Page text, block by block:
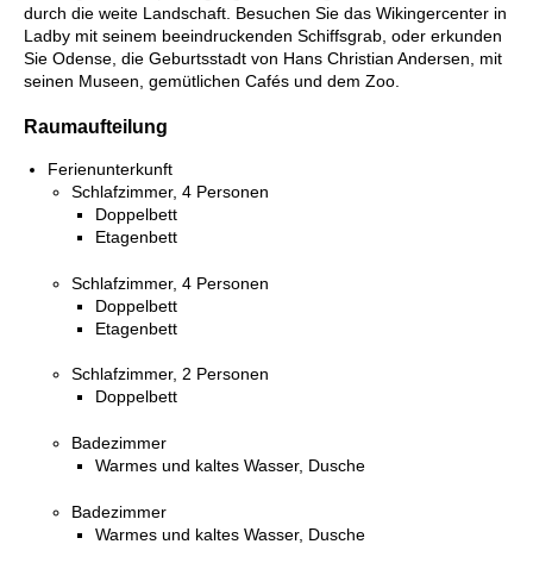
durch die weite Landschaft. Besuchen Sie das Wikingercenter in
Ladby mit seinem beeindruckenden Schiffsgrab, oder erkunden
Sie Odense, die Geburtsstadt von Hans Christian Andersen, mit
seinen Museen, gemütlichen Cafés und dem Zoo.
Raumaufteilung
Ferienunterkunft
Schlafzimmer, 4 Personen
Doppelbett
Etagenbett
Schlafzimmer, 4 Personen
Doppelbett
Etagenbett
Schlafzimmer, 2 Personen
Doppelbett
Badezimmer
Warmes und kaltes Wasser, Dusche
Badezimmer
Warmes und kaltes Wasser, Dusche